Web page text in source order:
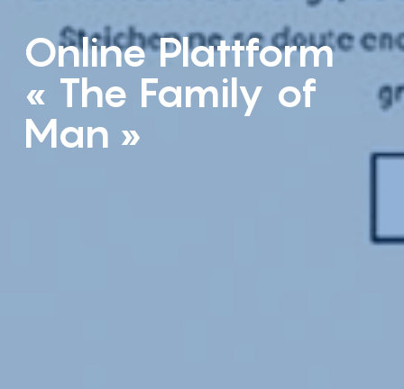
Online Plattform
« The Family of
Man »